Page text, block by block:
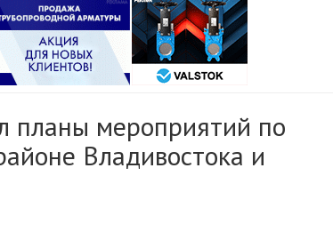
планы мероприятий по
Владивостока и